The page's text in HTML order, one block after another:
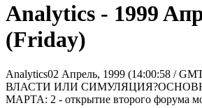
Analytics - 1999
(Friday)
Analytics02 Апрель, 1999 (14:00:58 /
ВЛАСТИ ИЛИ
МАРТА: 2 - открытие второго форума